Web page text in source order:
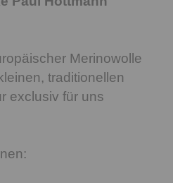
Merinowolle
traditionellen
exclusiv für uns